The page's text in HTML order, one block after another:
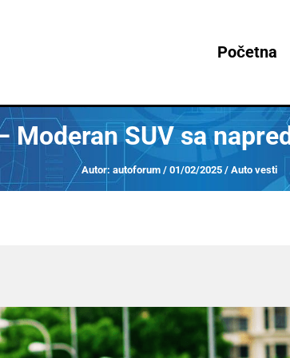
Početna
Moderan SUV sa
Autor: autoforum / 01/02/2025 / Auto vesti